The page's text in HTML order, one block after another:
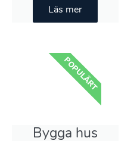
Läs mer
Bygga hus
POPULÄRT